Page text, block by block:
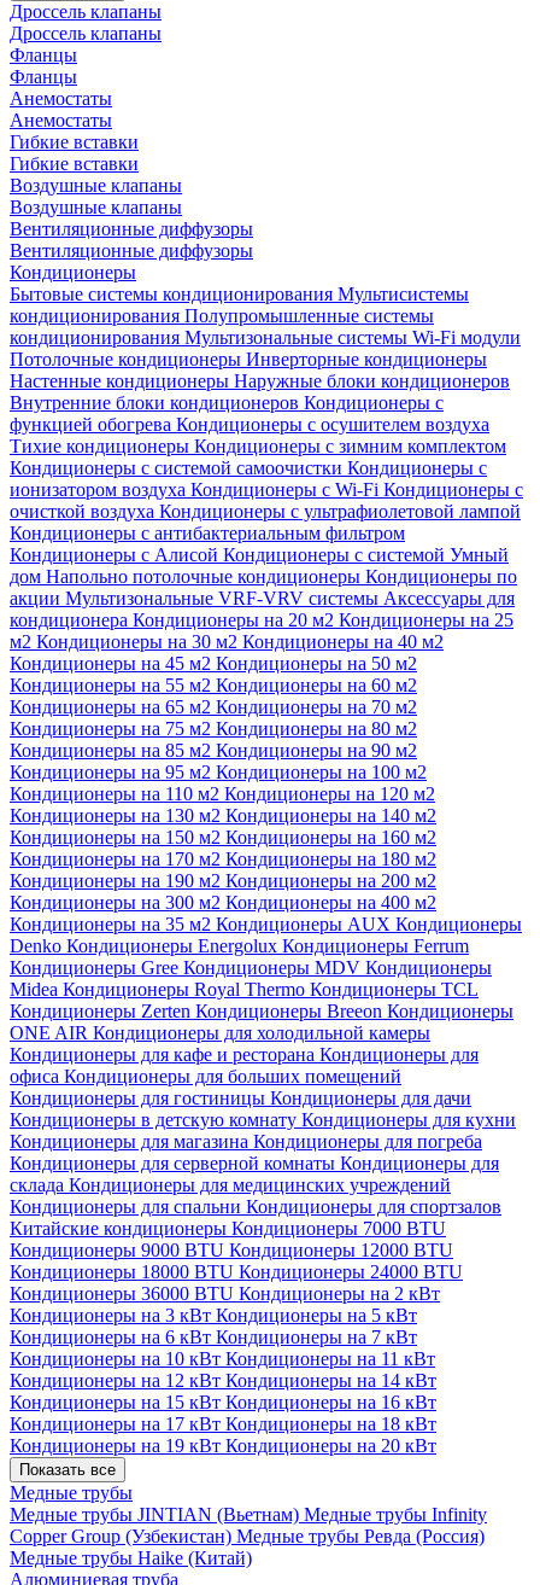
Дроссель клапаны
Дроссель клапаны
Фланцы
Фланцы
Анемостаты
Анемостаты
Гибкие вставки
Гибкие вставки
Воздушные клапаны
Воздушные клапаны
Вентиляционные диффузоры
Вентиляционные диффузоры
Кондиционеры
Бытовые системы кондиционирования Мультисистемы
кондиционирования Полупромышленные системы
кондиционирования Мультизональные системы Wi-Fi модули
Потолочные кондиционеры Инверторные кондиционеры
Настенные кондиционеры Наружные блоки кондиционеров
Внутренние блоки кондиционеров Кондиционеры с
функцией обогрева Кондиционеры с осушителем воздуха
Тихие кондиционеры Кондиционеры с зимним комплектом
Кондиционеры с системой самоочистки Кондиционеры с
ионизатором воздуха Кондиционеры с Wi-Fi Кондиционеры с
очисткой воздуха Кондиционеры с ультрафиолетовой лампой
Кондиционеры с антибактериальным фильтром
Кондиционеры с Алисой Кондиционеры с системой Умный
дом Напольно потолочные кондиционеры Кондиционеры по
акции Мультизональные VRF-VRV системы Аксессуары для
кондиционера Кондиционеры на 20 м2 Кондиционеры на 25
м2 Кондиционеры на 30 м2 Кондиционеры на 40 м2
Кондиционеры на 45 м2 Кондиционеры на 50 м2
Кондиционеры на 55 м2 Кондиционеры на 60 м2
Кондиционеры на 65 м2 Кондиционеры на 70 м2
Кондиционеры на 75 м2 Кондиционеры на 80 м2
Кондиционеры на 85 м2 Кондиционеры на 90 м2
Кондиционеры на 95 м2 Кондиционеры на 100 м2
Кондиционеры на 110 м2 Кондиционеры на 120 м2
Кондиционеры на 130 м2 Кондиционеры на 140 м2
Кондиционеры на 150 м2 Кондиционеры на 160 м2
Кондиционеры на 170 м2 Кондиционеры на 180 м2
Кондиционеры на 190 м2 Кондиционеры на 200 м2
Кондиционеры на 300 м2 Кондиционеры на 400 м2
Кондиционеры на 35 м2 Кондиционеры AUX Кондиционеры
Denko Кондиционеры Energolux Кондиционеры Ferrum
Кондиционеры Gree Кондиционеры MDV Кондиционеры
Midea Кондиционеры Royal Thermo Кондиционеры TCL
Кондиционеры Zerten Кондиционеры Breeon Кондиционеры
ONE AIR Кондиционеры для холодильной камеры
Кондиционеры для кафе и ресторана Кондиционеры для
офиса Кондиционеры для больших помещений
Кондиционеры для гостиницы Кондиционеры для дачи
Кондиционеры в детскую комнату Кондиционеры для кухни
Кондиционеры для магазина Кондиционеры для погреба
Кондиционеры для серверной комнаты Кондиционеры для
склада Кондиционеры для медицинских учреждений
Кондиционеры для спальни Кондиционеры для спортзалов
Китайские кондиционеры Кондиционеры 7000 BTU
Кондиционеры 9000 BTU Кондиционеры 12000 BTU
Кондиционеры 18000 BTU Кондиционеры 24000 BTU
Кондиционеры 36000 BTU Кондиционеры на 2 кВт
Кондиционеры на 3 кВт Кондиционеры на 5 кВт
Кондиционеры на 6 кВт Кондиционеры на 7 кВт
Кондиционеры на 10 кВт Кондиционеры на 11 кВт
Кондиционеры на 12 кВт Кондиционеры на 14 кВт
Кондиционеры на 15 кВт Кондиционеры на 16 кВт
Кондиционеры на 17 кВт Кондиционеры на 18 кВт
Кондиционеры на 19 кВт Кондиционеры на 20 кВт
Показать все
Медные трубы
Медные трубы JINTIAN (Вьетнам) Медные трубы Infinity
Copper Group (Узбекистан) Медные трубы Ревда (Россия)
Медные трубы Haike (Китай)
Алюминиевая труба